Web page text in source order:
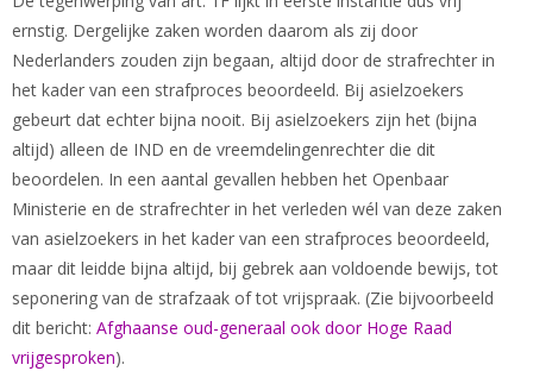
ernstig. Dergelijke zaken worden daarom als zij door
Nederlanders zouden zijn begaan, altijd door de strafrechter in
het kader van een strafproces beoordeeld. Bij asielzoekers
gebeurt dat echter bijna nooit. Bij asielzoekers zijn het (bijna
altijd) alleen de IND en de vreemdelingenrechter die dit
beoordelen. In een aantal gevallen hebben het Openbaar
Ministerie en de strafrechter in het verleden wél van deze zaken
van asielzoekers in het kader van een strafproces beoordeeld,
maar dit leidde bijna altijd, bij gebrek aan voldoende bewijs, tot
seponering van de strafzaak of tot vrijspraak. (Zie bijvoorbeeld
dit bericht: Afghaanse oud-generaal ook door Hoge Raad
vrijgesproken).